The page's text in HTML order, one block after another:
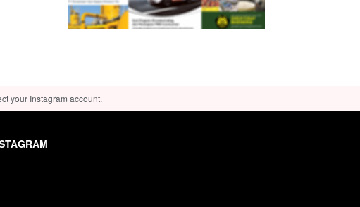
your Instagram account.